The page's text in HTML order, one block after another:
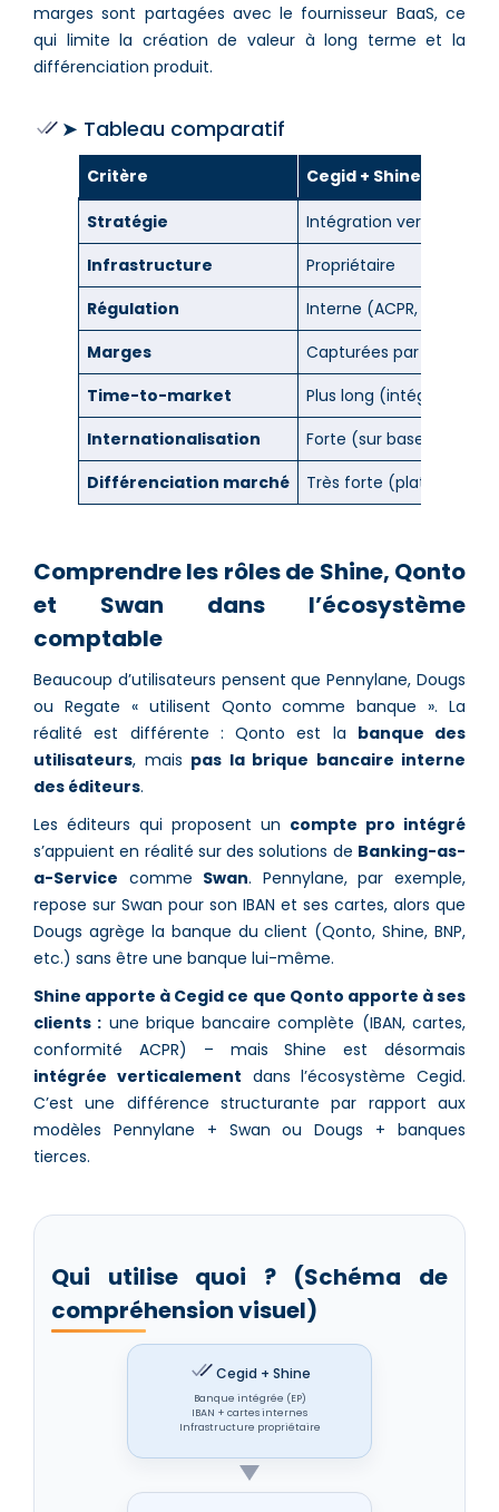
marges sont partagées avec le fournisseur BaaS, ce
qui limite la création de valeur à long terme et la
différenciation produit.
➤ Tableau comparatif
Critère Cegid + Shine
Stratégie
Intégration verticale
Infrastructure
Propriétaire
Régulation
Interne (ACPR, EP)
Marges
Capturées par Cegid
Time-to-market
Plus long (intégration
Internationalisation
Forte (sur base Ageras/
Différenciation marché
Très forte (plateforme
Comprendre les rôles de Shine, Qonto
et Swan dans l’écosystème
comptable
Beaucoup d’utilisateurs pensent que Pennylane, Dougs
ou Regate « utilisent Qonto comme banque ». La
réalité est différente : Qonto est la banque des
utilisateurs, mais pas la brique bancaire interne
des éditeurs.
Les éditeurs qui proposent un compte pro intégré
s’appuient en réalité sur des solutions de Banking-as-
a-Service comme Swan. Pennylane, par exemple,
repose sur Swan pour son IBAN et ses cartes, alors que
Dougs agrège la banque du client (Qonto, Shine, BNP,
etc.) sans être une banque lui-même.
Shine apporte à Cegid ce que Qonto apporte à ses
clients : une brique bancaire complète (IBAN, cartes,
conformité ACPR) – mais Shine est désormais
intégrée verticalement dans l’écosystème Cegid.
C’est une différence structurante par rapport aux
modèles Pennylane + Swan ou Dougs + banques
tierces.
Qui utilise quoi ? (Schéma de
compréhension visuel)
Cegid + Shine
Banque intégrée (EP)
IBAN + cartes internes
Infrastructure propriétaire